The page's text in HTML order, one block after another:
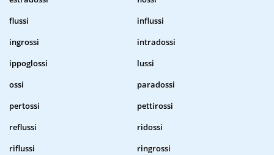
flussi
influssi
ingrossi
intradossi
ippoglossi
lussi
ossi
paradossi
pertossi
pettirossi
reflussi
ridossi
riflussi
ringrossi